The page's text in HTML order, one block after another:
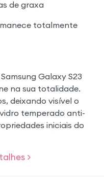
de graxa
totalmente
Galaxy S23
na sua totalidade.
deixando visível o
temperado anti-
iniciais do
>